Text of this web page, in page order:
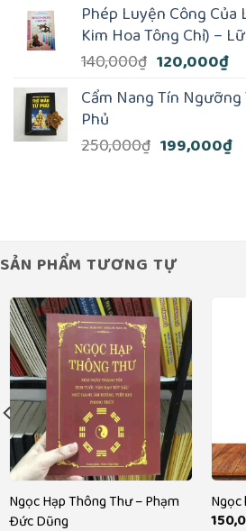
là:
200,000₫.là:
Phép Luyện Công Của
Kim Hoa Tông Chỉ) –
140,000₫ Giá
là:
120,000₫Giá
tại
Cẩm Nang Tín
Phủ
250,000₫ Giá
199,000₫Giá
SẢN PHẨM TƯƠNG TỰ
Ngọc Hạp Thông Thư – Phạm
Đức Dũng